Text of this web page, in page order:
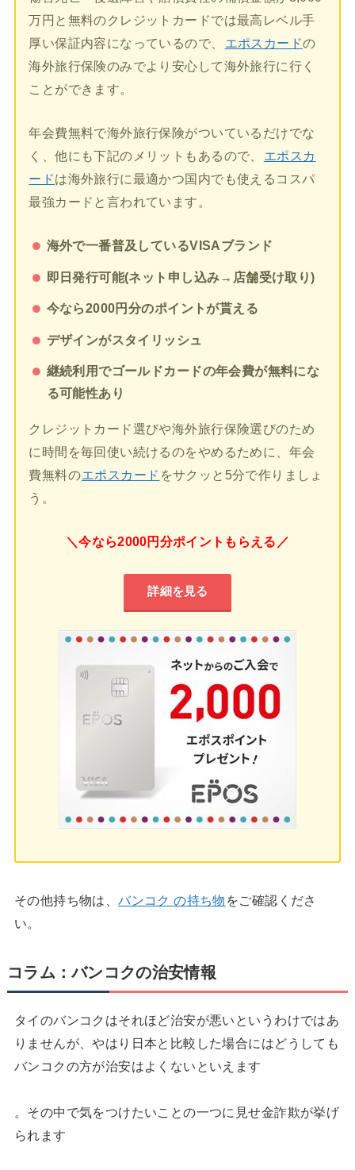
万円と無料のクレジットカードでは最高レベル手
厚い保証内容になっているので、
エポスカードの
海外旅行保険のみでより安心して海外旅行に行く
ことができます。
年会費無料で海外旅行保険がついているだけでな
く、他にも下記のメリットもあるので、
エポスカ
ードは海外旅行に最適かつ国内でも使えるコスパ
最強カードと言われています。
海外で一番普及しているVISAブランド
即日発行可能(ネット申し込み→店舗受け取り)
今なら2000円分のポイントが貰える
デザインがスタイリッシュ
継続利用でゴールドカードの年会費が無料にな
る可能性あり
クレジットカード選びや海外旅行保険選びのため
に時間を毎回使い続けるのをやめるために、年会
費無料のエポスカード をサクッと5分で作りましょ
う。
＼今なら2000円分ポイントもらえる／
詳細を見る
その他持ち物は、バンコク の持ち物 をご確認くださ
い。
コラム：バンコクの治安情報
タイのバンコクはそれほど治安が悪いというわけではあ
りませんが、やはり日本と比較した場合にはどうしても
バンコクの方が治安はよくないといえます
。その中で気をつけたいことの一つに見せ金詐欺が挙げ
られます